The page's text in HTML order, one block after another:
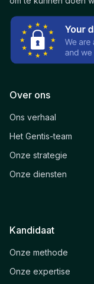
Over ons
Ons verhaal
Het Gentis-team
Onze strategie
Onze diensten
Kandidaat
Onze methode
Onze expertise